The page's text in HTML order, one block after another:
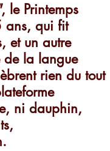
, le Printemps
ans, qui fit
et un autre
de la langue
rien du tout
ni dauphin,